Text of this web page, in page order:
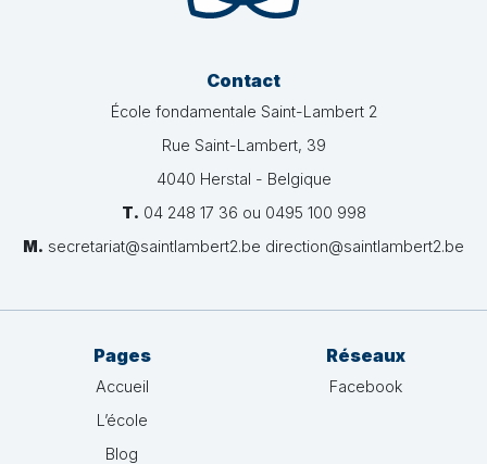
Contact
École fondamentale Saint-Lambert 2
Rue Saint-Lambert, 39
4040 Herstal - Belgique
T. 04 248 17 36 ou 0495 100 998
M. secretariat@saintlambert2.be direction@saintlambert2.be
Pages
Accueil
L’école
Blog
Réseaux
Facebook